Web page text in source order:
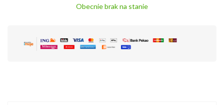
Obecnie brak na stanie